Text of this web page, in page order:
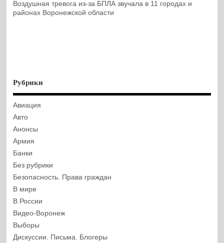
Воздушная тревога из-за БПЛА звучала в 11 городах и
районах Воронежской области
Рубрики
Авиация
Авто
Анонсы
Армия
Банки
Без рубрики
Безопасность. Права граждан
В мире
В России
Видео-Воронеж
Выборы
Дискуссии. Письма. Блогеры